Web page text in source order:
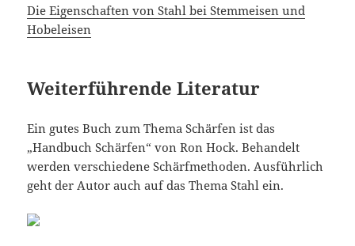
Die Eigenschaften von Stahl bei Stemmeisen und
Hobeleisen
Weiterführende Literatur
Ein gutes Buch zum Thema Schärfen ist das
„Handbuch Schärfen“ von Ron Hock. Behandelt
werden verschiedene Schärfmethoden. Ausführlich
geht der Autor auch auf das Thema Stahl ein.